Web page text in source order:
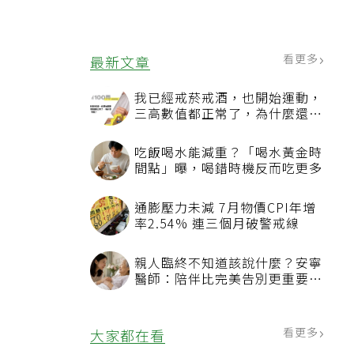
最新文章 看更多
我已經戒菸戒酒，也開始運動，
三高數值都正常了，為什麼還不
吃飯喝水能減重？「喝水黃金時
間點」曝，喝錯時機反而吃更多
通膨壓力未減 7月物價CPI年增
率2.54% 連三個月破警戒線
親人臨終不知道該說什麼？安寧
醫師：陪伴比完美告別更重要，
大家都在看